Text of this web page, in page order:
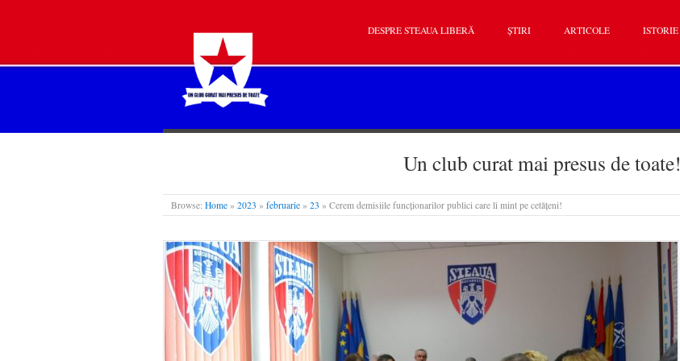
STEAUA LIBERĂ
DESPRE STEAUA LIBERĂ ȘTIRI ARTICOLE ISTORIE
Un club curat mai presus de toate!
Browse: Home » 2023 » februarie » 23 » Cerem demisiile funcționarilor publici care îi mint pe cetățeni!